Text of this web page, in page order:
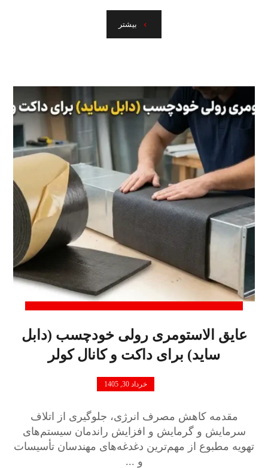
بیشتر
عایق الاستومری رولی خودچسب (دابل
ساید) برای داکت و کانال کولر
خرداد 30, 1405
مقدمه کاهش مصرف انرژی، جلوگیری از اتلاف
سرمایش و گرمایش و افزایش راندمان سیستم‌های
تهویه مطبوع از مهم‌ترین دغدغه‌های مهندسان تأسیسات
و ...